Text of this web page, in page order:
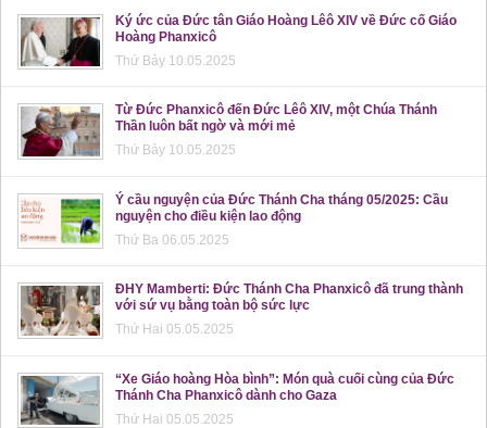
Ký ức của Đức tân Giáo Hoàng Lêô XIV về Đức cố Giáo
Hoàng Phanxicô
Thứ Bảy 10.05.2025
Từ Đức Phanxicô đến Đức Lêô XIV, một Chúa Thánh
Thần luôn bất ngờ và mới mẻ
Thứ Bảy 10.05.2025
Ý cầu nguyện của Đức Thánh Cha tháng 05/2025: Cầu
nguyện cho điều kiện lao động
Thứ Ba 06.05.2025
ĐHY Mamberti: Đức Thánh Cha Phanxicô đã trung thành
với sứ vụ bằng toàn bộ sức lực
Thứ Hai 05.05.2025
“Xe Giáo hoàng Hòa bình”: Món quà cuối cùng của Đức
Thánh Cha Phanxicô dành cho Gaza
Thứ Hai 05.05.2025